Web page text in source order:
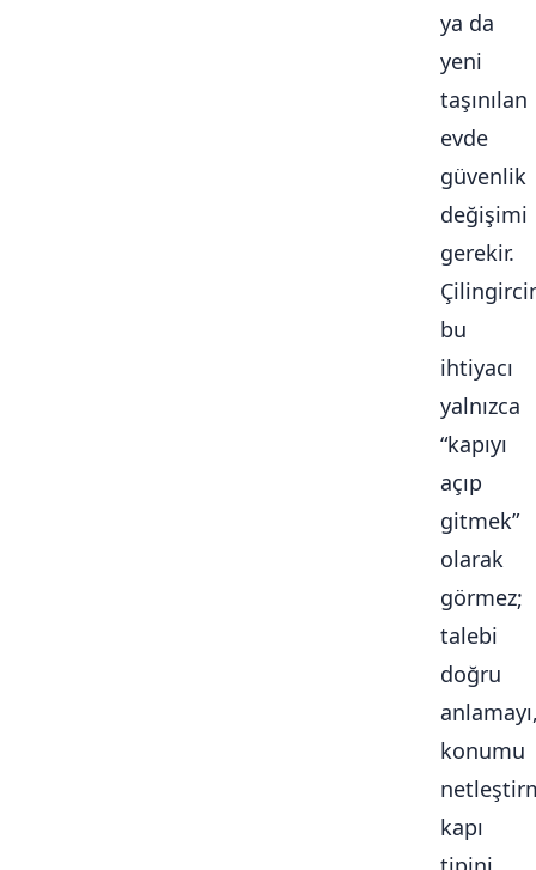
ya da
yeni
taşınılan
evde
güvenlik
değişimi
gerekir.
bu
ihtiyacı
yalnızca
“kapıyı
açıp
gitmek”
olarak
görmez;
talebi
doğru
konumu
kapı